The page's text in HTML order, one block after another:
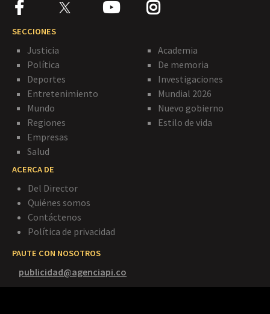
SECCIONES
Justicia
Política
Deportes
Entretenimiento
Mundo
Regiones
Empresas
Salud
Academia
De memoria
Investigaciones
Mundial 2026
Nuevo gobierno
Estilo de vida
ACERCA DE
Del Director
Quiénes somos
Contáctenos
Política de privacidad
PAUTE CON NOSOTROS
publicidad@agenciapi.co